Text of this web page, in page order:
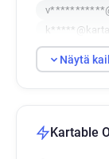
Näytä
Kartable